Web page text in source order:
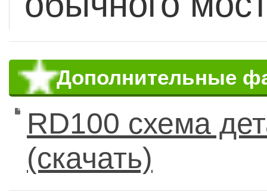
Дополнительные
RD100 схема
(скачать)